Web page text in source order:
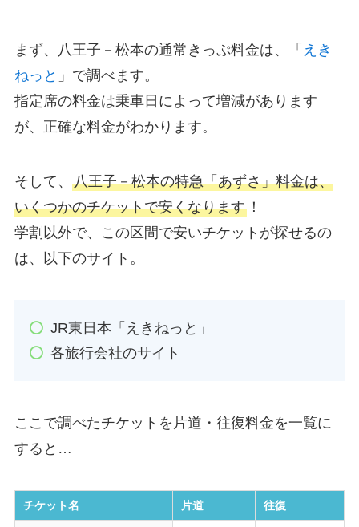
まず、八王子－松本の通常きっぷ料金は、「 えき
ねっと 」で調べます。
指定席の料金は乗車日によって増減があります
が、正確な料金がわかります。
そして、 八王子－松本の特急「あずさ」料金は、
いくつかのチケットで安くなります！
学割以外で、この区間で安いチケットが探せるの
は、以下のサイト。
JR東日本「えきねっと」
各旅行会社のサイト
ここで調べたチケットを片道・往復料金を一覧に
すると…
チケット名 片道 往復